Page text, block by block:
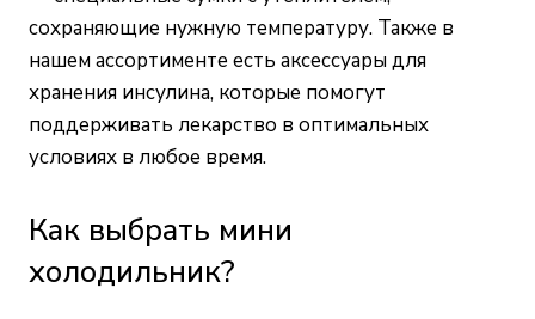
сохраняющие нужную температуру. Также в
нашем ассортименте есть аксессуары для
хранения инсулина, которые помогут
поддерживать лекарство в оптимальных
условиях в любое время.
Как выбрать мини
холодильник?